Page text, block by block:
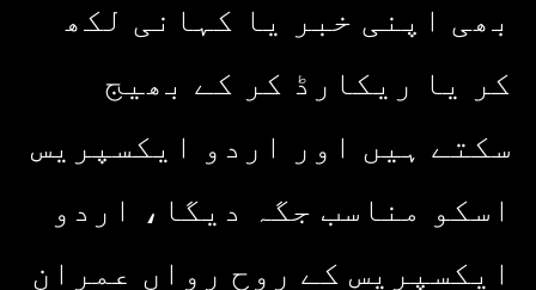
بھی اپنی خبر یا کہانی لکھ
کر یا ریکارڈ کر کے بھیج
سکتے ہیں اور اردو ایکسپریس
اسکو مناسب جگہ دیگا، اردو
ایکسپریس کے روح رواں عمران